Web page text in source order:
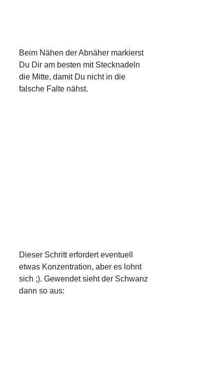
Beim Nähen der Abnäher markierst
Du Dir am besten mit Stecknadeln
die Mitte, damit Du nicht in die
falsche Falte nähst.
Dieser Schritt erfordert eventuell
etwas Konzentration, aber es lohnt
sich ;). Gewendet sieht der Schwanz
dann so aus: